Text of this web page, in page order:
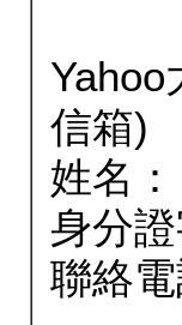
信箱)
姓名：
身分證
聯絡電